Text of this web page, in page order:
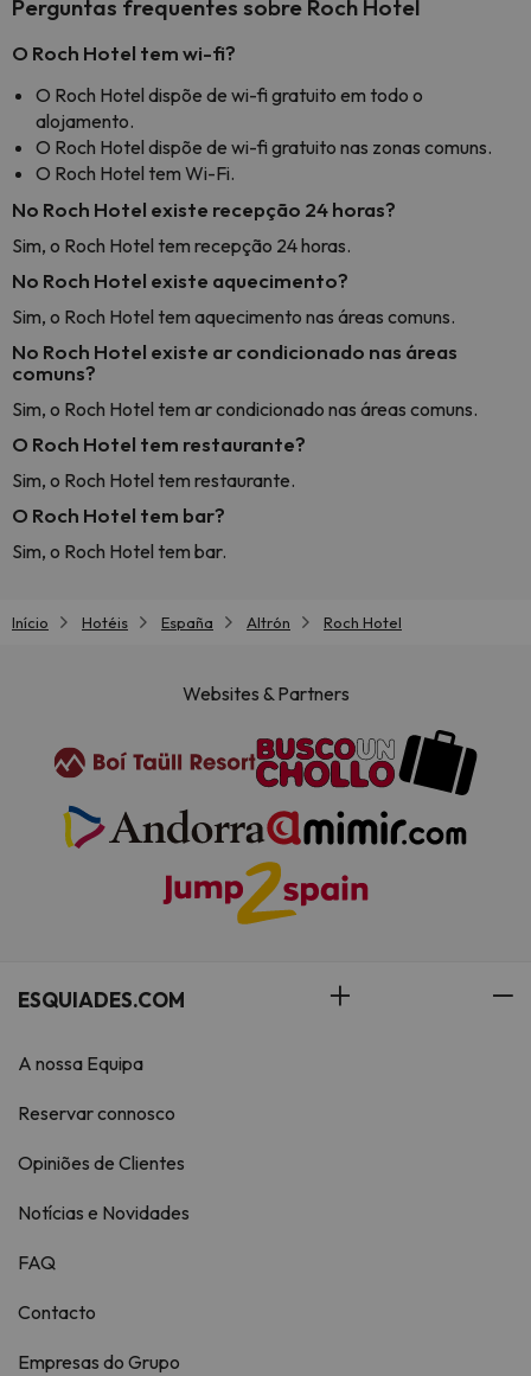
Perguntas frequentes sobre Roch Hotel
O Roch Hotel tem wi-fi?
O Roch Hotel dispõe de wi-fi gratuito em todo o
alojamento.
O Roch Hotel dispõe de wi-fi gratuito nas zonas comuns.
O Roch Hotel tem Wi-Fi.
No Roch Hotel existe recepção 24 horas?
Sim, o Roch Hotel tem recepção 24 horas.
No Roch Hotel existe aquecimento?
Sim, o Roch Hotel tem aquecimento nas áreas comuns.
No Roch Hotel existe ar condicionado nas áreas
comuns?
Sim, o Roch Hotel tem ar condicionado nas áreas comuns.
O Roch Hotel tem restaurante?
Sim, o Roch Hotel tem restaurante.
O Roch Hotel tem bar?
Sim, o Roch Hotel tem bar.
Início Hotéis España Altrón Roch Hotel
Websites & Partners
ESQUIADES.COM
A nossa Equipa
Reservar connosco
Opiniões de Clientes
Notícias e Novidades
FAQ
Contacto
Empresas do Grupo